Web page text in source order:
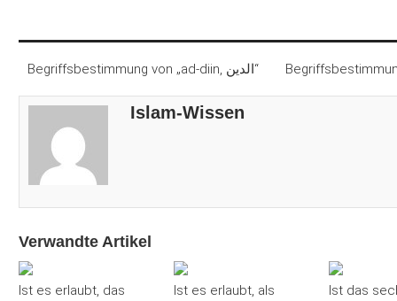
Begriffsbestimmung von „ad-diin, الدين“
Islam-Wissen
Verwandte Artikel
Ist es erlaubt, das
Ist es erlaubt, als
Ist das